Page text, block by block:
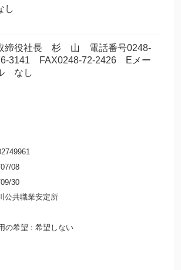
し
締役社長 杉 山 電話番号0248-
3141 FAX0248-72-2426 Eメー
なし
08
30
公共職業安定所
の希望
希望しない